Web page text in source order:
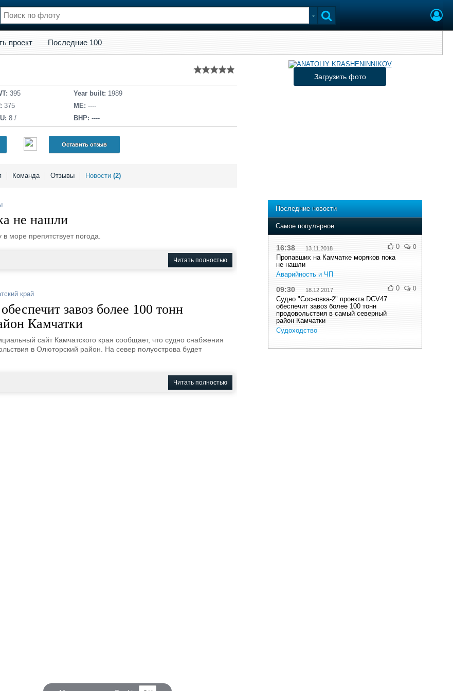
Флот
Отзывы
Все службы
проект Последние 100
грузом)
395
375
8 /
Year built: 1989
ME: ----
BHP: ----
Оставить отзыв
Загрузить фото
Команда Отзывы Новости (2)
не нашли
море препятствует погода.
Читать полностью
край
завоз более 100 тонн
Камчатки
сайт Камчатского края сообщает, что судно снабжения
в Олюторский район. На север полуострова будет
Читать полностью
Последние новости
Самое популярное
16:38 13.11.2018
Пропавших на Камчатке моряков пока
не нашли
Аварийность и ЧП
0 0
09:30 18.12.2017
Судно "Сосновка-2" проекта DCV47
обеспечит завоз более 100 тонн
продовольствия в самый северный
район Камчатки
Судоходство
0 0